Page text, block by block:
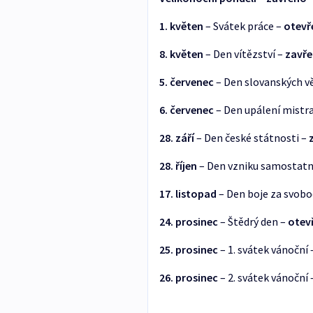
1. květen – Svátek práce –
8. květen – Den vítězství –
5. červenec – Den slovanských
6. červenec – Den upálení
28. září– Den české státnosti –
28. říjen – Den vzniku
17. listopad – Den boje za
24. prosinec – Štědrý den –
25. prosinec – 1. svátek vánoční
26. prosinec – 2. svátek vánoční